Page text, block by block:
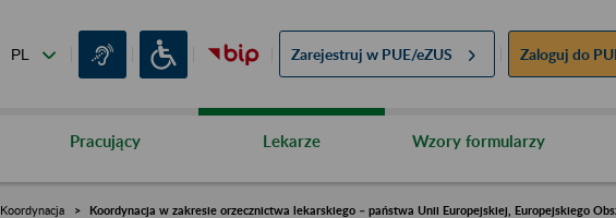
Zarejestruj w PUE/eZUS Zaloguj do
Pracujący Lekarze Wzory formularzy
Koordynacja Koordynacja w zakresie orzecznictwa lekarskiego – państwa Unii Europejskiej, Europejskiego